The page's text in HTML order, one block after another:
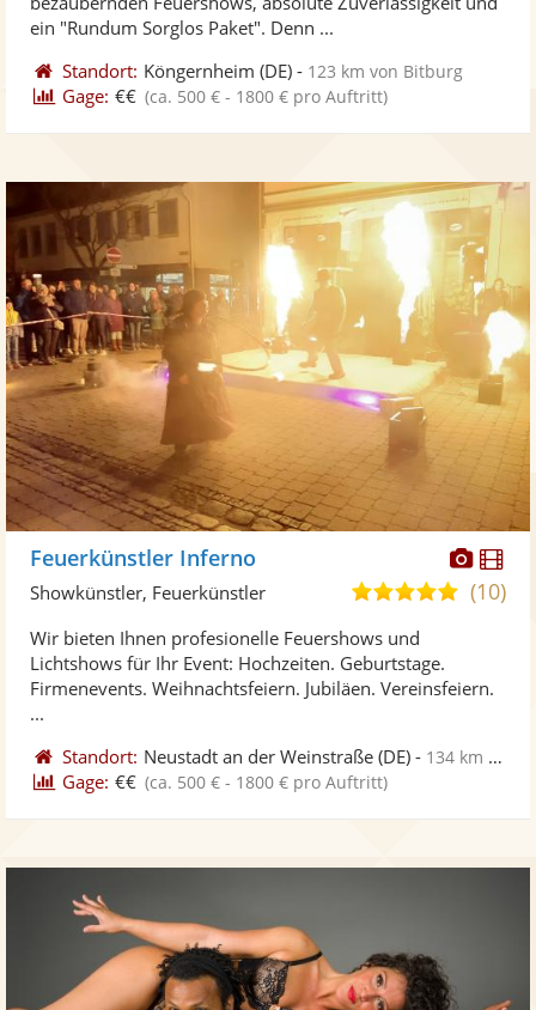
ein "Rundum Sorglos Paket". Denn ...
Standort: Köngernheim (DE) - 123 km von Bitburg
Gage: €€ (ca. 500 € - 1800 € pro Auftritt)
Feuerkünstler Inferno
5,0
Sternen
(10)
Showkünstler, Feuerkünstler
Wir bieten Ihnen profesionelle Feuershows und
Lichtshows für Ihr Event: Hochzeiten. Geburtstage.
Firmenevents. Weihnachtsfeiern. Jubiläen. Vereinsfeiern.
...
Standort: Neustadt an der Weinstraße (DE) - 134 km von Bitburg
Gage: €€ (ca. 500 € - 1800 € pro Auftritt)